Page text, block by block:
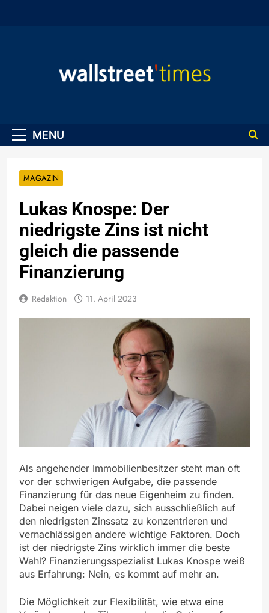
MENU
MAGAZIN
Lukas Knospe: Der
niedrigste Zins ist nicht
gleich die passende
Finanzierung
Redaktion 11. April 2023
Als angehender Immobilienbesitzer steht man oft
vor der schwierigen Aufgabe, die passende
Finanzierung für das neue Eigenheim zu finden.
Dabei neigen viele dazu, sich ausschließlich auf
den niedrigsten Zinssatz zu konzentrieren und
vernachlässigen andere wichtige Faktoren. Doch
ist der niedrigste Zins wirklich immer die beste
Wahl? Finanzierungsspezialist Lukas Knospe weiß
aus Erfahrung: Nein, es kommt auf mehr an.
Die Möglichkeit zur Flexibilität, wie etwa eine